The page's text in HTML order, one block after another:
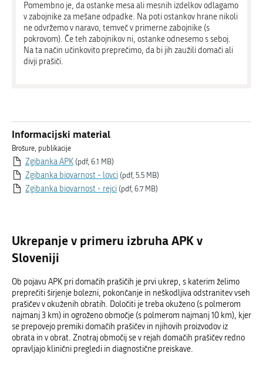
Pomembno je, da ostanke mesa ali mesnih izdelkov odlagamo
v zabojnike za mešane odpadke. Na poti ostankov hrane nikoli
ne odvržemo v naravo, temveč v primerne zabojnike (s
pokrovom). Če teh zabojnikov ni, ostanke odnesemo s seboj.
Na ta način učinkovito preprečimo, da bi jih zaužili domači ali
divji prašiči.
Informacijski material
Brošure, publikacije
Zgibanka APK (pdf, 6.1 MB)
Zgibanka biovarnost - lovci (pdf, 5.5 MB)
Zgibanka biovarnost - rejci (pdf, 6.7 MB)
Ukrepanje v primeru izbruha APK v
Sloveniji
Ob pojavu APK pri domačih prašičih je prvi ukrep, s katerim želimo
preprečiti širjenje bolezni, pokončanje in neškodljiva odstranitev vseh
prašičev v okuženih obratih. Določiti je treba okuženo (s polmerom
najmanj 3 km) in ogroženo območje (s polmerom najmanj 10 km), kjer
se prepovejo premiki domačih prašičev in njihovih proizvodov iz
obrata in v obrat. Znotraj območij se v rejah domačih prašičev redno
opravljajo klinični pregledi in diagnostične preiskave.